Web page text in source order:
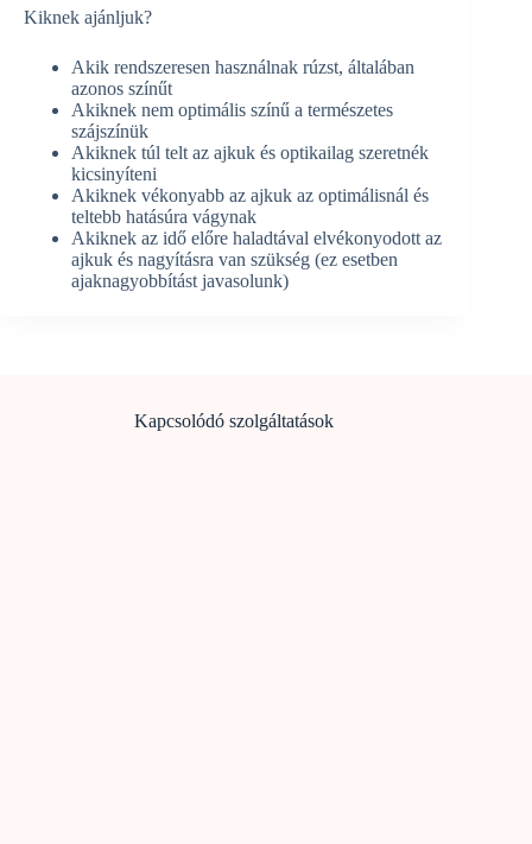
Kiknek ajánljuk?
Akik rendszeresen használnak rúzst, általában
azonos színűt
Akiknek nem optimális színű a természetes
szájszínük
Akiknek túl telt az ajkuk és optikailag szeretnék
kicsinyíteni
Akiknek vékonyabb az ajkuk az optimálisnál és
teltebb hatásúra vágynak
Akiknek az idő előre haladtával elvékonyodott az
ajkuk és nagyításra van szükség (ez esetben
ajaknagyobbítást javasolunk)
Kapcsolódó szolgáltatások